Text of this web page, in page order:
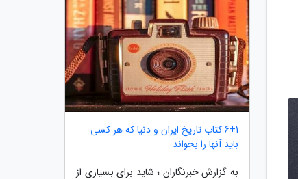
6+1 کتاب تاریخ ایران و دنیا که هر کسی
باید آنها را بخواند
به گزارش خبرنگاران ؛ شاید برای بسیاری از